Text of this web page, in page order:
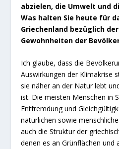
abzielen, die Umwelt und
Was halten Sie heute für
Griechenland bezüglich
Gewohnheiten der
Ich glaube, dass die
Auswirkungen der Klimakrise
sie näher an der Natur lebt
ist. Die meisten Menschen in
Entfremdung und
natürlichen sowie
auch die Struktur der
denen es an Grünflächen und